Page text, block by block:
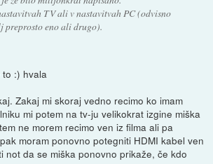
TV ali v nastavitvah PC (odvisno
preprosto eno ali drugo).
:) hvala
Zakaj mi skoraj vedno recimo ko imam
mi potem na tv-ju velikokrat izgine miška
ne morem recimo ven iz filma ali pa
moram ponovno potegniti HDMI kabel ven
not da se miška ponovno prikaže, če kdo